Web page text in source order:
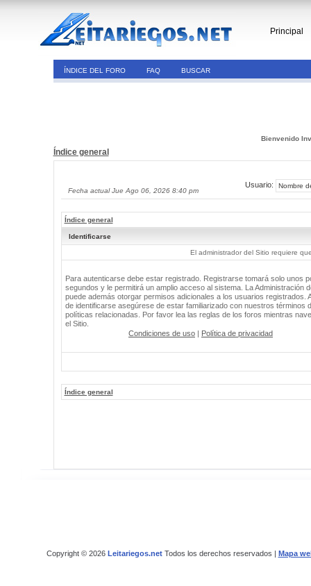
Principal
ÍNDICE DEL FORO FAQ BUSCAR
Bienvenido
Índice general
Fecha actual Jue Ago 06, 2026 8:40 pm
Usuario:
Índice general
Identificarse
El administrador del Sitio requiere
Para autenticarse debe estar registrado. Registrarse tomará solo unos
segundos y le permitirá un amplio acceso al sistema. La Administración
puede además otorgar permisos adicionales a los usuarios registrados.
de identificarse asegúrese de estar familiarizado con nuestros términos
políticas relacionadas. Por favor lea las reglas de los foros mientras
el Sitio.
Condiciones de uso | Política de privacidad
Índice general
Copyright © 2026 Leitariegos.netTodos los derechos reservados | Mapa